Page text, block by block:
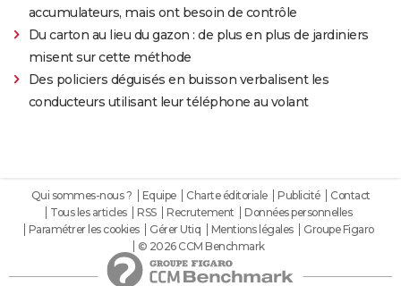
accumulateurs, mais ont besoin de contrôle
Du carton au lieu du gazon : de plus en plus de jardiniers
misent sur cette méthode
Des policiers déguisés en buisson verbalisent les
conducteurs utilisant leur téléphone au volant
Qui sommes-nous ? Equipe Charte éditoriale Publicité
Contact
Tous les articles
RSS Recrutement
Données personnelles
Paramétrer les cookies
Gérer Utiq Mentions légales
Groupe Figaro
© 2026 CCM Benchmark